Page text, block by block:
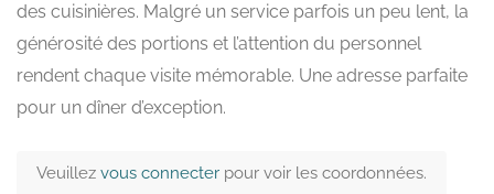
des cuisinières. Malgré un service parfois un peu lent, la
générosité des portions et l’attention du personnel
rendent chaque visite mémorable. Une adresse parfaite
pour un dîner d’exception.
Veuillez vous connecter pour voir les coordonnées.